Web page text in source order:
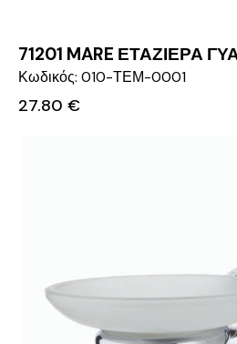
71201 MARE ΕΤΑΖΙΕΡΑ
Κωδικός: 010-ΤΕΜ-0001
27.80 €